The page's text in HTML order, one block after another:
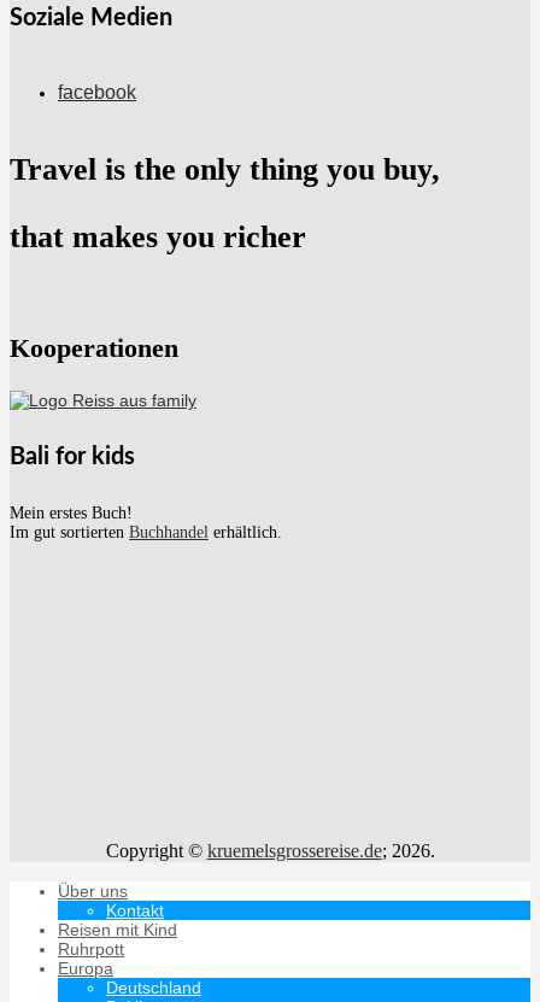
Soziale Medien
facebook
Travel is the only thing you buy,
that makes you richer
Kooperationen
Bali for kids
Mein erstes Buch!
Im gut sortierten Buchhandel erhältlich.
Copyright © kruemelsgrossereise.de; 2026.
Über uns
Kontakt
Reisen mit Kind
Ruhrpott
Europa
Deutschland